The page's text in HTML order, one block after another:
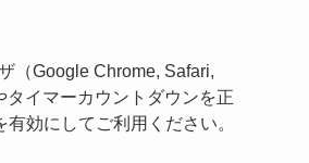
（Google Chrome, Safari,
イマーカウントダウンを正
効にしてご利用ください。